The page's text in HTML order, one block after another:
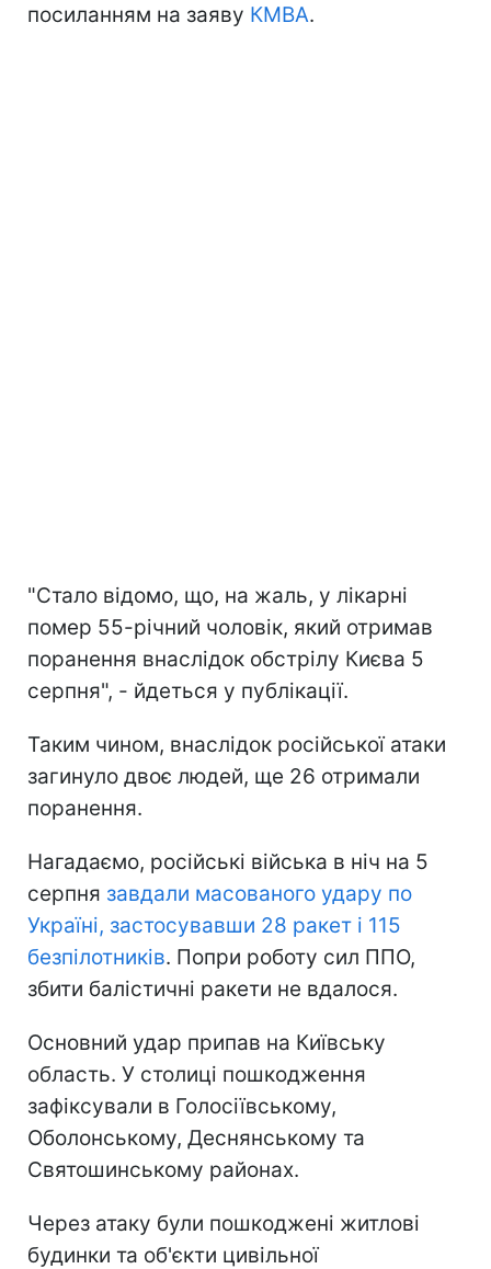
посиланням на заяву КМВА.
"Стало відомо, що, на жаль, у лікарні
помер 55-річний чоловік, який отримав
поранення внаслідок обстрілу Києва 5
серпня", - йдеться у публікації.
Таким чином, внаслідок російської атаки
загинуло двоє людей, ще 26 отримали
поранення.
Нагадаємо, російські війська в ніч на 5
серпня завдали масованого удару по
Україні, застосувавши 28 ракет і 115
безпілотників. Попри роботу сил ППО,
збити балістичні ракети не вдалося.
Основний удар припав на Київську
область. У столиці пошкодження
зафіксували в Голосіївському,
Оболонському, Деснянському та
Святошинському районах.
Через атаку були пошкоджені житлові
будинки та об'єкти цивільної